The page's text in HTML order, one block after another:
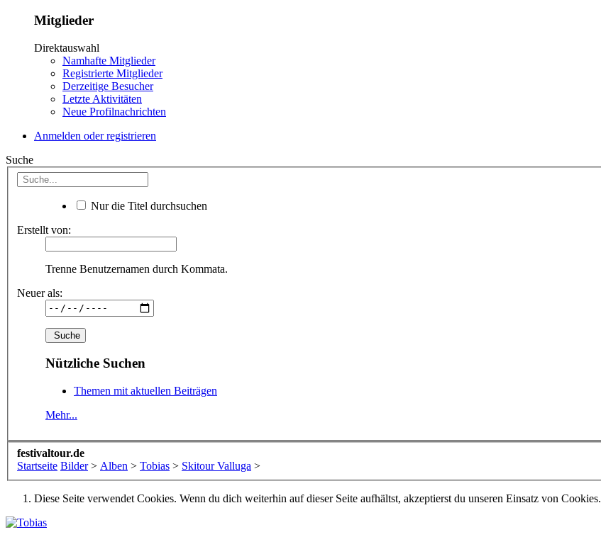
Mitglieder
Direktauswahl
Namhafte Mitglieder
Registrierte Mitglieder
Derzeitige Besucher
Letzte Aktivitäten
Neue Profilnachrichten
Anmelden oder registrieren
Suche
Nur die Titel durchsuchen
Erstellt von:
Trenne Benutzernamen durch Kommata.
Neuer als:
Nützliche Suchen
Themen mit aktuellen Beiträgen
Mehr...
festivaltour.de
Startseite Bilder > Alben > Tobias > Skitour Valluga >
Diese Seite verwendet Cookies. Wenn du dich weiterhin auf dieser Seite aufhältst, akzeptierst du unseren Einsatz von Cookies.